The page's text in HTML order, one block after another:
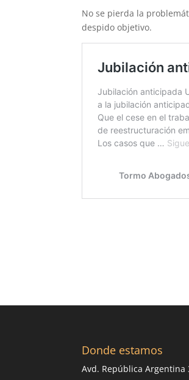
No se pierda la
despido objetivo.
Donde estamos
Avd. República Argentina